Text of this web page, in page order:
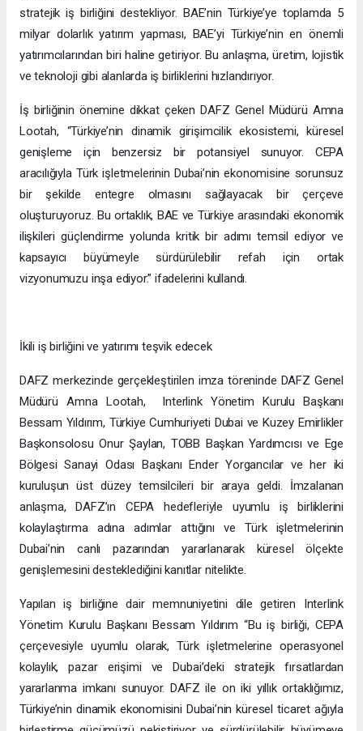
stratejik iş birliğini destekliyor. BAE’nin Türkiye’ye toplamda 5
milyar dolarlık yatırım yapması, BAE’yi Türkiye’nin en önemli
yatırımcılarından biri haline getiriyor. Bu anlaşma, üretim, lojistik
ve teknoloji gibi alanlarda iş birliklerini hızlandırıyor.
İş birliğinin önemine dikkat çeken DAFZ Genel Müdürü Amna
Lootah, “Türkiye’nin dinamik girişimcilik ekosistemi, küresel
genişleme için benzersiz bir potansiyel sunuyor. CEPA
aracılığıyla Türk işletmelerinin Dubai’nin ekonomisine sorunsuz
bir şekilde entegre olmasını sağlayacak bir çerçeve
oluşturuyoruz. Bu ortaklık, BAE ve Türkiye arasındaki ekonomik
ilişkileri güçlendirme yolunda kritik bir adımı temsil ediyor ve
kapsayıcı büyümeyle sürdürülebilir refah için ortak
vizyonumuzu inşa ediyor.” ifadelerini kullandı.
İkili iş birliğini ve yatırımı teşvik edecek
DAFZ merkezinde gerçekleştirilen imza töreninde DAFZ Genel
Müdürü Amna Lootah, Interlink Yönetim Kurulu Başkanı
Bessam Yıldırım, Türkiye Cumhuriyeti Dubai ve Kuzey Emirlikler
Başkonsolosu Onur Şaylan, TOBB Başkan Yardımcısı ve Ege
Bölgesi Sanayi Odası Başkanı Ender Yorgancılar ve her iki
kuruluşun üst düzey temsilcileri bir araya geldi. İmzalanan
anlaşma, DAFZ’ın CEPA hedefleriyle uyumlu iş birliklerini